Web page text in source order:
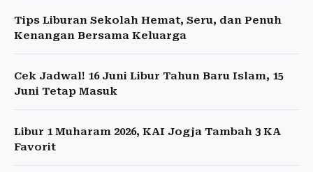
Tips Liburan Sekolah Hemat, Seru, dan Penuh
Kenangan Bersama Keluarga
Cek Jadwal! 16 Juni Libur Tahun Baru Islam, 15
Juni Tetap Masuk
Libur 1 Muharam 2026, KAI Jogja Tambah 3 KA
Favorit